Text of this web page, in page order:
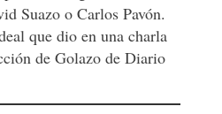
Suazo o Carlos Pavón.
que dio en una charla
de Golazo de Diario